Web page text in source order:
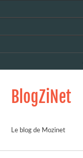
BlogZiNet
Le blog de Mozinet